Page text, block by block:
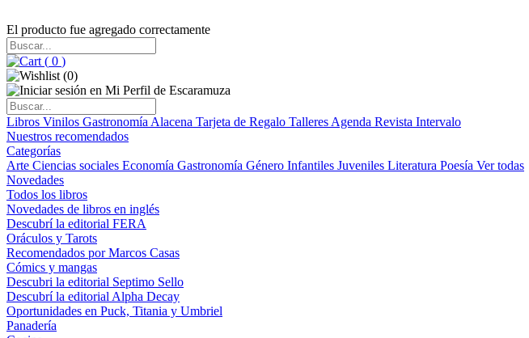
El producto fue agregado correctamente
( 0 )
(0)
Libros Vinilos Gastronomía Alacena Tarjeta de Regalo Talleres Agenda Revista Intervalo
Nuestros recomendados
Categorías
Arte Ciencias sociales Economía Gastronomía Género Infantiles Juveniles Literatura Poesía Ver todas
Novedades
Todos los libros
Novedades de libros en inglés
Descubrí la editorial FERA
Oráculos y Tarots
Recomendados por Marcos Casas
Cómics y mangas
Descubri la editorial Septimo Sello
Descubrí la editorial Alpha Decay
Oportunidades en Puck, Titania y Umbriel
Panadería